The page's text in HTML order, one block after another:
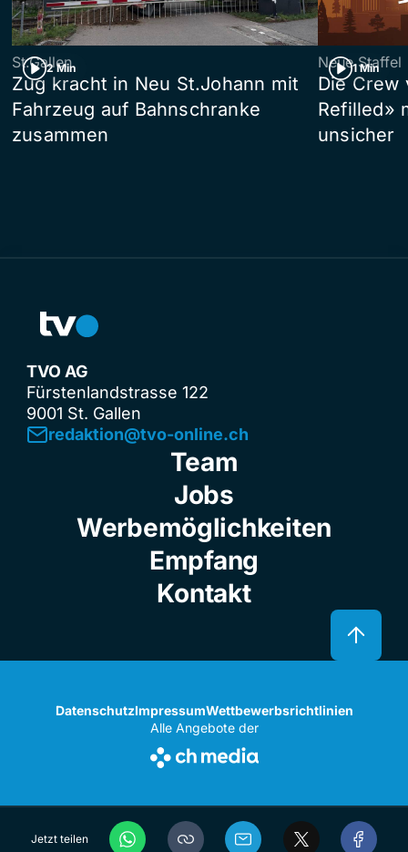
Jetzt teilen
2 Min
St.Gallen
Zug kracht in Neu St.Johann mit
Fahrzeug auf Bahnschranke
zusammen
1 Min
Neue Staffel
Die Crew
Refilled»
unsicher
TVO AG
Fürstenlandstrasse 122
9001 St. Gallen
redaktion@tvo-online.ch
Team
Jobs
Werbemöglichkeiten
Empfang
Kontakt
DatenschutzImpressumWettbewerbsrichtlinien
Alle Angebote der